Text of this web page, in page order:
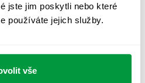
jste jim poskytli nebo které
používáte jejich služby.
vše